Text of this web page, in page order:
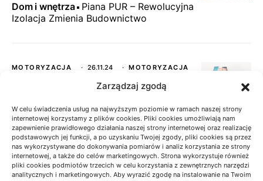
Zarządzaj zgodą
W celu świadczenia usług na najwyższym poziomie w ramach naszej strony
internetowej korzystamy z plików cookies. Pliki cookies umożliwiają nam
zapewnienie prawidłowego działania naszej strony internetowej oraz realizację
podstawowych jej funkcji, a po uzyskaniu Twojej zgody, pliki cookies są przez
nas wykorzystywane do dokonywania pomiarów i analiz korzystania ze strony
internetowej, a także do celów marketingowych. Strona wykorzystuje również
pliki cookies podmiotów trzecich w celu korzystania z zewnętrznych narzędzi
analitycznych i marketingowych. Aby wyrazić zgodę na instalowanie na Twoim
Dom i wnętrza
Piana PUR – Rewolucyjna
Izolacja Zmienia Budownictwo
MOTORYZACJA 26.11.24 MOTORYZACJA
Części do ciągników
TECHNOLOGIA W EDUKACJI
19.01.25
TECHNOLOGIA W EDUKACJI